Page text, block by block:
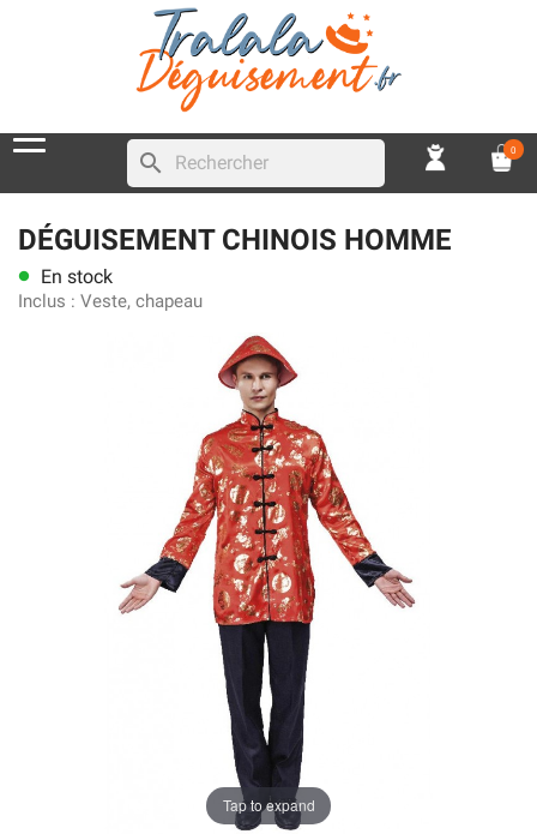
search 0
DÉGUISEMENT CHINOIS HOMME
lens En stock
Inclus : Veste, chapeau
Tap to expand